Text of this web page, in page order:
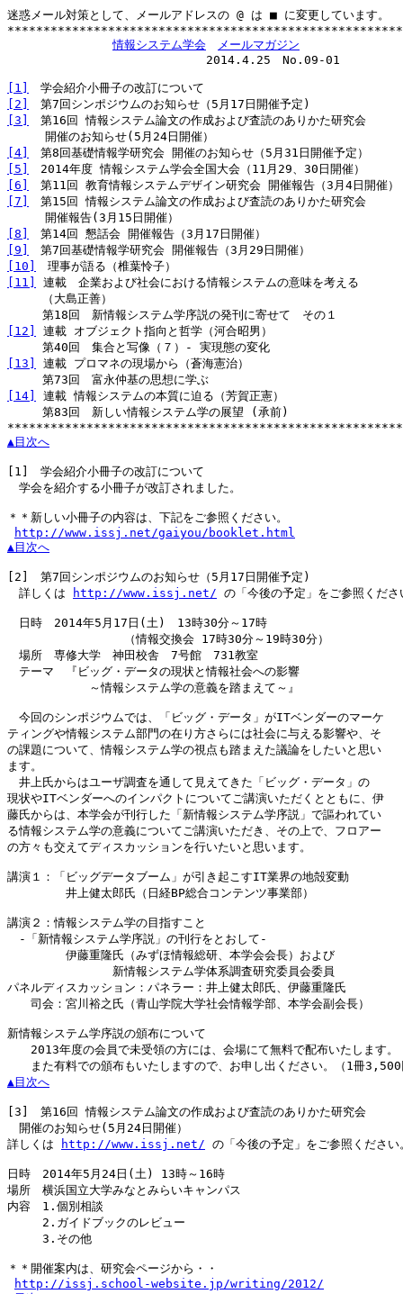
迷惑メール対策として、メールアドレスの @ は ■ に変更しています。
情報システム学会
メールマガジン
2014.4.25　No.09-01
[1]
[2]
[3]
第16回 情報システム論文の作成および査読のありかた研究会
[4]
[5]
[6]
[7]
第15回 情報システム論文の作成および査読のありかた研究会
[8]
[9]
[10]
[11]
連載　企業および社会における情報システムの意味を考える
（大島正善）
[12]
連載 オブジェクト指向と哲学（河合昭男）
[13]
連載 プロマネの現場から（蒼海憲治）
[14]
連載 情報システムの本質に迫る（芳賀正憲）
第83回　新しい情報システム学の展望 (承前)
▲目次へ
[1]
学会紹介小冊子の改訂について
学会を紹介する小冊子が改訂されました。
＊＊新しい小冊子の内容は、下記をご参照ください。
http://www.issj.net/gaiyou/booklet.html
▲目次へ
[2]
第7回シンポジウムのお知らせ（5月17日開催予定)
詳しくは
http://www.issj.net/ の「今後の予定」をご参照くださ
日時　2014年5月17日(土)　13時30分～17時
（情報交換会 17時30分～19時30分）
場所　専修大学　神田校舎　7号館　731教室
テーマ　『ビッグ・データの現状と情報社会への影響
～情報システム学の意義を踏まえて～』
今回のシンポジウムでは、「ビッグ・データ」がITベンダーのマーケ
ティングや情報システム部門の在り方さらには社会に与える影響や、そ
の課題について、情報システム学の視点も踏まえた議論をしたいと思い
ます。
井上氏からはユーザ調査を通して見えてきた「ビッグ・データ」の
現状やITベンダーへのインパクトについてご講演いただくとともに、伊
藤氏からは、本学会が刊行した「新情報システム学序説」で謳われてい
る情報システム学の意義についてご講演いただき、その上で、フロアー
の方々も交えてディスカッションを行いたいと思います。
講演１：「ビッグデータブーム」が引き起こすIT業界の地殻変動
井上健太郎氏（日経BP総合コンテンツ事業部）
講演２：情報システム学の目指すこと
-「新情報システム学序説」の刊行をとおして-
伊藤重隆氏（みずほ情報総研、本学会会長）および
新情報システム学体系調査研究委員会委員
パネルディスカッション：パネラー：井上健太郎氏、伊藤重隆氏
司会：宮川裕之氏（青山学院大学社会情報学部、本学会副会長）
新情報システム学序説の頒布について
2013年度の会員で未受領の方には、会場にて無料で配布いたします。
▲目次へ
[3]
第16回 情報システム論文の作成および査読のありかた研究会
開催のお知らせ(5月24日開催）
詳しくは
http://www.issj.net/ の「今後の予定」をご参照ください
日時　2014年5月24日(土) 13時～16時
場所　横浜国立大学みなとみらいキャンパス
内容　1.個別相談
2.ガイドブックのレビュー
3.その他
＊＊開催案内は、研究会ページから・・
http://issj.school-website.jp/writing/2012/